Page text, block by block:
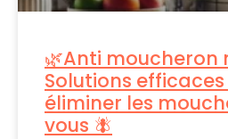
🌿Anti moucheron
Solutions
éliminer les
vous 🪰